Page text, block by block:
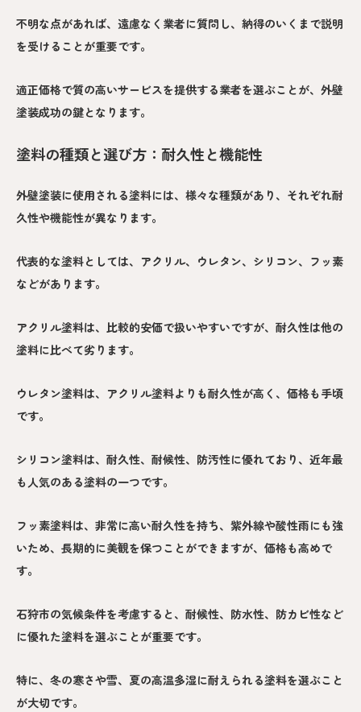
不明な点があれば、遠慮なく業者に質問し、納得のいくまで説明
を受けることが重要です。
適正価格で質の高いサービスを提供する業者を選ぶことが、外壁
塗装成功の鍵となります。
塗料の種類と選び方：耐久性と機能性
外壁塗装に使用される塗料には、様々な種類があり、それぞれ耐
久性や機能性が異なります。
代表的な塗料としては、アクリル、ウレタン、シリコン、フッ素
などがあります。
アクリル塗料は、比較的安価で扱いやすいですが、耐久性は他の
塗料に比べて劣ります。
ウレタン塗料は、アクリル塗料よりも耐久性が高く、価格も手頃
です。
シリコン塗料は、耐久性、耐候性、防汚性に優れており、近年最
も人気のある塗料の一つです。
フッ素塗料は、非常に高い耐久性を持ち、紫外線や酸性雨にも強
いため、長期的に美観を保つことができますが、価格も高めで
す。
石狩市の気候条件を考慮すると、耐候性、防水性、防カビ性など
に優れた塗料を選ぶことが重要です。
特に、冬の寒さや雪、夏の高温多湿に耐えられる塗料を選ぶこと
が大切です。